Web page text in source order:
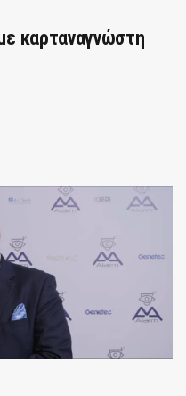
καρταναγνώστη